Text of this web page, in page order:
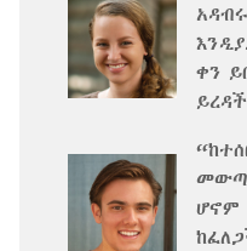
ቀን
ሆኖም